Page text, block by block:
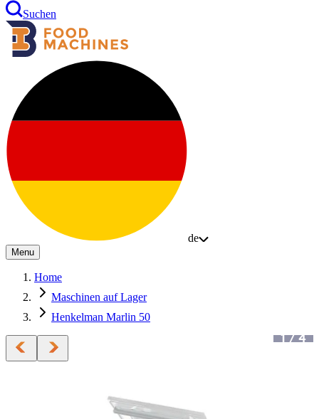
Suchen
de
Menu
Home
Maschinen auf Lager
Henkelman Marlin 50
1/4